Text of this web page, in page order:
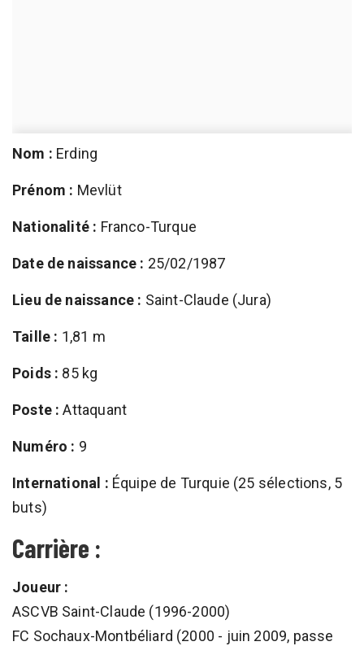
Nom : Erding
Prénom : Mevlüt
Nationalité : Franco-Turque
Date de naissance : 25/02/1987
Lieu de naissance : Saint-Claude (Jura)
Taille : 1,81 m
Poids : 85 kg
Poste : Attaquant
Numéro : 9
International : Équipe de Turquie (25 sélections, 5
buts)
Carrière :
Joueur :
ASCVB Saint-Claude (1996-2000)
FC Sochaux-Montbéliard (2000 - juin 2009, passe